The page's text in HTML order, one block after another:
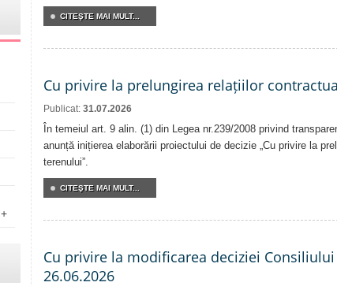
+
CITEŞTE MAI MULT...
Cu privire la prelungirea relațiilor
Publicat: 31.07.2026
În temeiul art. 9 alin. (1) din Legea nr.239/2008 privind
anunță inițierea elaborării proiectului de decizie „Cu privire la
terenului”.
CITEŞTE MAI MULT...
Cu privire la modificarea deciziei
26.06.2026